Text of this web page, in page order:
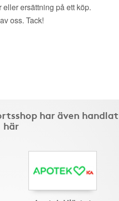
ersättning på ett köp.
oss. Tack!
har även handlat
här